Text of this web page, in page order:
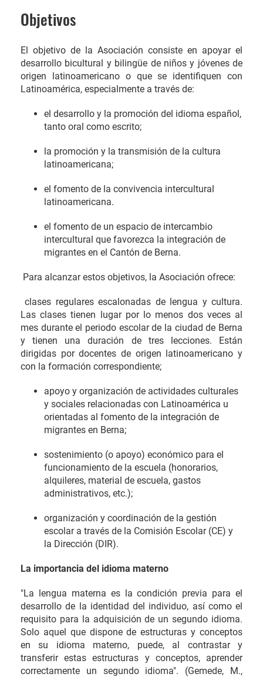
Objetivos
El objetivo de la Asociación consiste en apoyar el
desarrollo bicultural y bilingüe de niños y jóvenes de
origen latinoamericano o que se identifiquen con
Latinoamérica, especialmente a través de:
el desarrollo y la promoción del idioma español,
tanto oral como escrito;
la promoción y la transmisión de la cultura
latinoamericana;
el fomento de la convivencia intercultural
latinoamericana.
el fomento de un espacio de intercambio
intercultural que favorezca la integración de
migrantes en el Cantón de Berna.
Para alcanzar estos objetivos, la Asociación ofrece:
clases regulares escalonadas de lengua y cultura.
Las clases tienen lugar por lo menos dos veces al
mes durante el periodo escolar de la ciudad de Berna
y tienen una duración de tres lecciones. Están
dirigidas por docentes de origen latinoamericano y
con la formación correspondiente;
apoyo y organización de actividades culturales
y sociales relacionadas con Latinoamérica u
orientadas al fomento de la integración de
migrantes en Berna;
sostenimiento (o apoyo) económico para el
funcionamiento de la escuela (honorarios,
alquileres, material de escuela, gastos
administrativos, etc.);
organización y coordinación de la gestión
escolar a través de la Comisión Escolar (CE) y
la Dirección (DIR).
La importancia del idioma materno
"La lengua materna es la condición previa para el
desarrollo de la identidad del individuo, así como el
requisito para la adquisición de un segundo idioma.
Solo aquel que dispone de estructuras y conceptos
en su idioma materno, puede, al contrastar y
transferir estas estructuras y conceptos, aprender
correctamente un segundo idioma". (Gemede, M.,